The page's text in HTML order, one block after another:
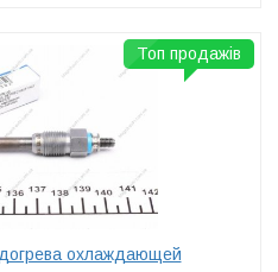
охлаждающей
Топ продажів